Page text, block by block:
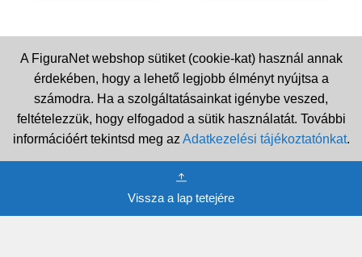
A FiguraNet webshop sütiket (cookie-kat) használ annak
érdekében, hogy a lehető legjobb élményt nyújtsa a
számodra. Ha a szolgáltatásainkat igénybe veszed,
feltételezzük, hogy elfogadod a sütik használatát. További
információért tekintsd meg az Adatkezelési tájékoztatónkat.
Vissza a lap tetejére